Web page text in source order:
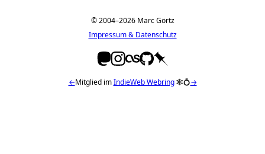
© 2004–2026 Marc Görtz
Impressum & Datenschutz
←Mitglied imIndieWeb Webring🕸💍→